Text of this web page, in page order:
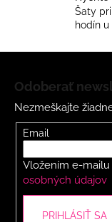
Šaty
hodín u
Odoberať
Nezmeškajte
Email
Vložením e-mailu
osobných údajov
PRIHLÁSIŤ SA